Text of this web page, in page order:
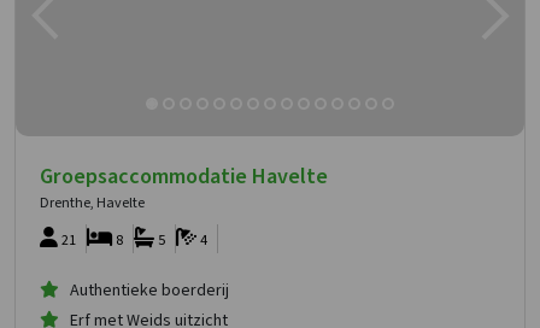
Groepsaccommodatie Havelte
Drenthe, Havelte
21
4
5
8
Authentieke boerderij
Erf met Weids uitzicht